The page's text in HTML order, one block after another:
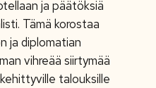
ja päätöksiä
Tämä korostaa
ja diplomatian
vihreää siirtymää
talouksille